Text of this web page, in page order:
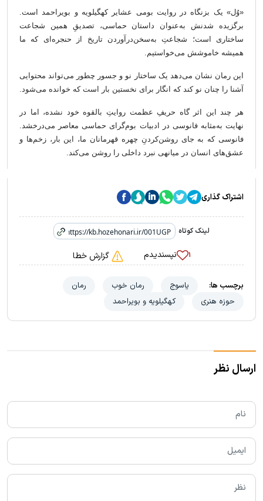
«وُل» یک بزنگاه در روایت بومی عشایر کهگیلویه و بویراحمد است.
برگزیده شدنش به‌عنوان داستان حماسی، تصدیقِ همین شجاعت
ساختاری است؛ شجاعتِ به‌سخن‌درآوردن تاریخ از حنجره‌ای که ما
همیشه خاموشش می‌خواستیم.
این رمان نشان می‌دهد یک ساختار نو و جسور چطور می‌تواند محتوایی
آشنا را چنان نو کند که انگار برای نخستین بار است که خوانده می‌شود.
هر چند این اثر گاه حریفِ عظمت روایتِ بالقوه خود نشده، اما در
نهایت به‌مثابه فانوسی در ادبیات بوم‌گرای حماسی معاصر می‌درخشد.
فانوسی که به جای روشن‌کردنِ چهره قهرمانان ما، این بار، زخم‌ها و
عشق‌های انسان در میانه­ی نبرد داخلی را روشن می‌کند.
اشتراک گذاری
لینک کوتاه
۱ نپسندیدم گزارش خطا
برچسب ها: یاسوج رمان خوب
رمان
حوزه هنری
کهگیلویه و بویراحمد
ارسال نظر